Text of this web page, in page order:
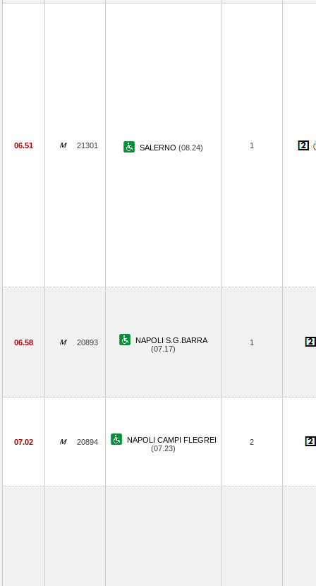
06.51 21301 SALERNO (08.24) 1
06.58 20893
NAPOLI S.G.BARRA
(07.17)
1
07.02 20894
NAPOLI CAMPI FLEGREI
(07.23)
2